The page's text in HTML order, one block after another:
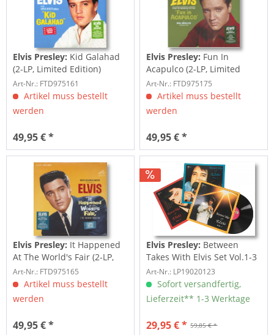
Elvis Presley: Kid Galahad
(2-LP, Limited Edition)
Art-Nr.: FTD975161
Artikel muss bestellt
werden
49,95 € *
Elvis Presley: Fun In
Acapulco (2-LP, Limited
Edition)
Art-Nr.: FTD975175
Artikel muss bestellt
werden
49,95 € *
Elvis Presley: It Happened
At The World's Fair (2-LP,
Limited...
Art-Nr.: FTD975165
Artikel muss bestellt
werden
49,95 € *
Elvis Presley: Between
Takes With Elvis Set Vol.1-3
(3-LP)
Art-Nr.: LP19020123
Sofort versandfertig,
Lieferzeit** 1-3 Werktage
59,85 € *
29,95 € *